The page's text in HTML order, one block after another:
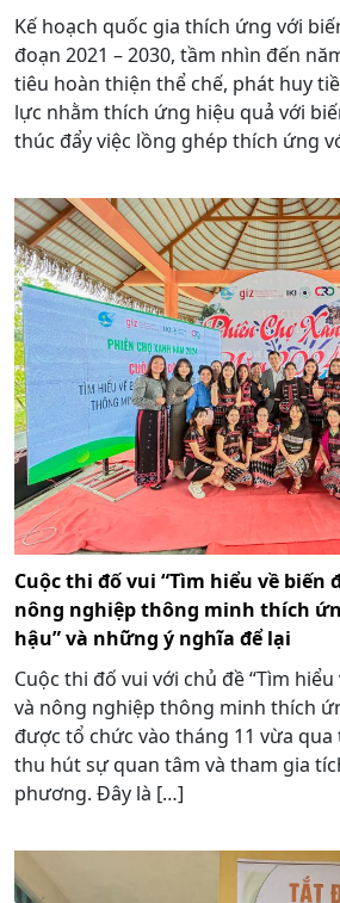
Kế hoạch quốc gia thích ứng với
đoạn 2021 – 2030, tầm nhìn đến
tiêu hoàn thiện thể chế, phát huy
lực nhằm thích ứng hiệu quả với
thúc đẩy việc lồng ghép thích ứng
Cuộc thi đố vui “Tìm hiểu về biến
nông nghiệp thông minh thích
hậu” và những ý nghĩa để lại
Cuộc thi đố vui với chủ đề “Tìm
và nông nghiệp thông minh thích
được tổ chức vào tháng 11 vừa qua
thu hút sự quan tâm và tham gia
phương. Đây là […]